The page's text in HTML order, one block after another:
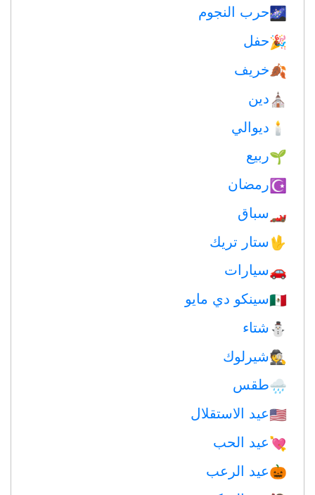
🌌حرب النجوم
🎉حفل
🍂خريف
⛪️ دين
🕯 ديوالي
🌱ربيع
☪️رمضان
🏎 سباق
🖖ستار تريك
🚗سيارات
🇲🇽سينكو دي مايو
⛄ شتاء
🕵️شيرلوك
🌧طقس
🇺🇸عيد الاستقلال
💘عيد الحب
🎃عيد الرعب